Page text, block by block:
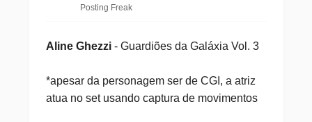
Posting Freak
Aline Ghezzi- Guardiões da Galáxia Vol. 3
*apesar da personagem ser de CGI, a atriz
atua no set usando captura de movimentos